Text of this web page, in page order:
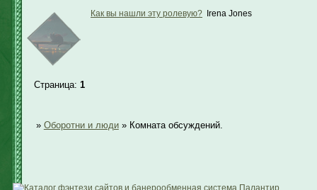
Как вы нашли эту ролевую? Irena Jones
Страница: 1
» Оборотни и люди » Комната обсуждений.